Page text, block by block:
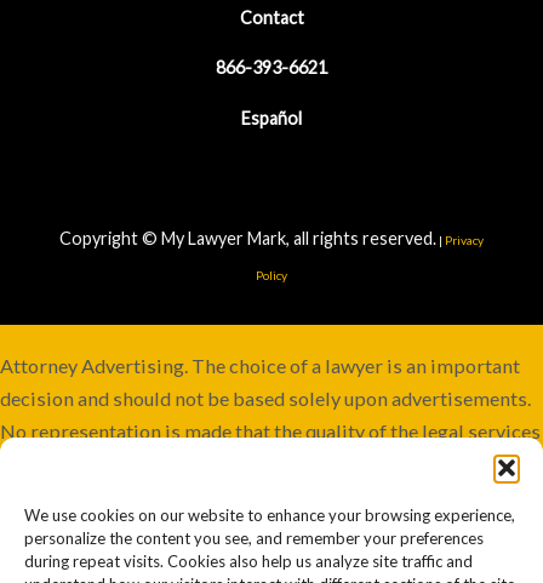
We use cookies on our website to enhance your browsing experience,
personalize the content you see, and remember your preferences
during repeat visits. Cookies also help us analyze site traffic and
Contact
866-393-6621
Español
Copyright © My Lawyer Mark, all rights reserved. | Privacy
Policy
Attorney Advertising. The choice of a lawyer is an important
decision and should not be based solely upon advertisements.
No representation is made that the quality of the legal services
to be performed is greater than the quality of legal services
jurisdictions. Although this firm maintains joint responsibility,
some cases may involve co-counsel or be referred to other